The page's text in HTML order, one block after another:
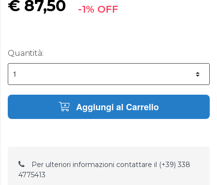
€ 87,50 -1% OFF
Quantità:
Aggiungi al Carrello
Per ulteriori informazioni contattare il (+39) 338
4775413